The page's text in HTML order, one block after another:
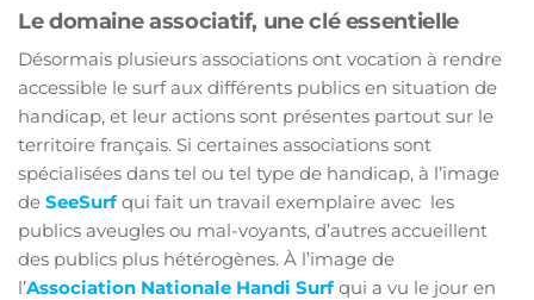
Le domaine associatif, une clé essentielle
Désormais plusieurs associations ont vocation à rendre
accessible le surf aux différents publics en situation de
handicap, et leur actions sont présentes partout sur le
territoire français. Si certaines associations sont
spécialisées dans tel ou tel type de handicap, à l’image
de SeeSurfqui fait un travail exemplaire avec les
publics aveugles ou mal-voyants, d’autres accueillent
des publics plus hétérogènes. À l’image de
l’Association Nationale Handi Surfqui a vu le jour en